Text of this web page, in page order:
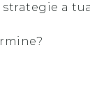
strategie a